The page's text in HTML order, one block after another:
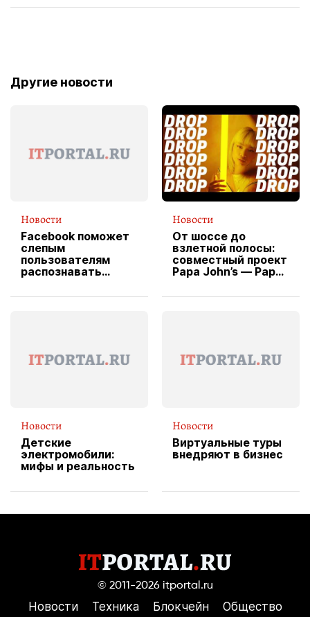
Другие новости
Новости
Facebook поможет
слепым
пользователям
распознавать
Новости
От шоссе до
взлетной полосы:
совместный проект
Papa John’s — Papa
вводит
Новости
Детские
электромобили:
мифы и реальность
Новости
Виртуальные туры
внедряют в бизнес
© 2011-2026 itportal.ru
Новости Техника Блокчейн Общество